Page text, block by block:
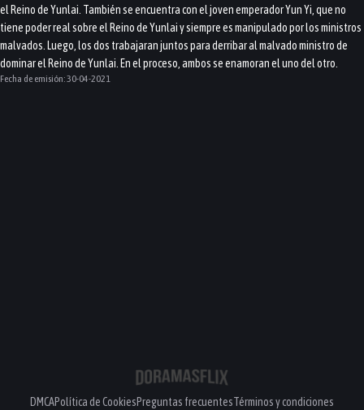
el Reino de Yunlai. También se encuentra con el joven emperador Yun Yi, que no
tiene poder real sobre el Reino de Yunlai y siempre es manipulado por los ministros
malvados. Luego, los dos trabajaran juntos para derribar al malvado ministro de
dominar el Reino de Yunlai. En el proceso, ambos se enamoran el uno del otro.
Fecha de emisión:30-04-2021
DMCAPolítica de CookiesPreguntas frecuentesTérminos y condiciones